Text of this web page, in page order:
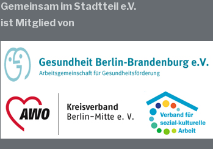
Gemeinsam im Stadtteil e.V.
ist Mitglied von